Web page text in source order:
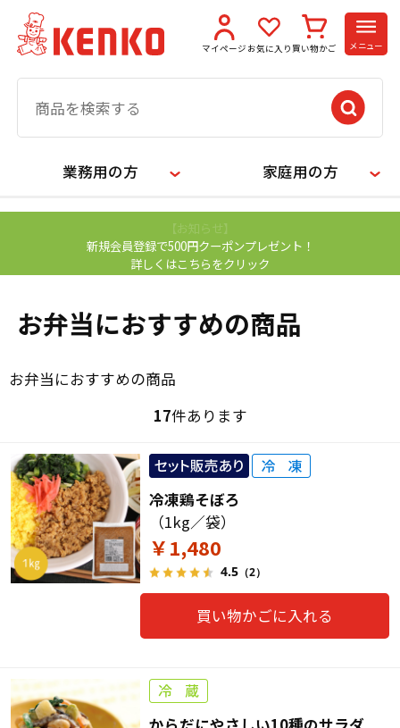
マイページ お気に入り 買い物かご メニュー
業務用の方 家庭用の方
【お知らせ】
新規会員登録で500円クーポンプレゼント！
詳しくはこちらをクリック
お弁当におすすめの商品
お弁当におすすめの商品
17件あります
冷凍鶏そぼろ
（1kg／袋）
￥1,480
4.5（2）
買い物かごに入れる